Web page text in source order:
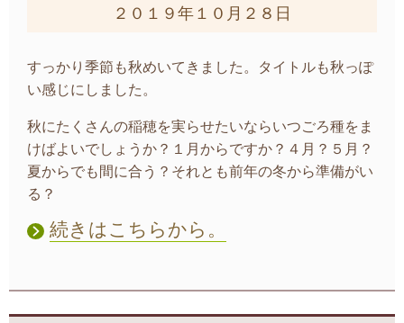
２０１９年１０月２８日
すっかり季節も秋めいてきました。タイトルも秋っぽ
い感じにしました。
秋にたくさんの稲穂を実らせたいならいつごろ種をま
けばよいでしょうか？１月からですか？４月？５月？
夏からでも間に合う？それとも前年の冬から準備がい
る？
続きはこちらから。